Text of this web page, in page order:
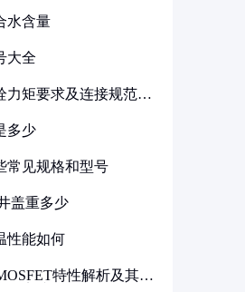
水含量
大全
力矩要求及连接规范详
多少
常见规格和型号
盖重多少
性能如何
特性解析及其在